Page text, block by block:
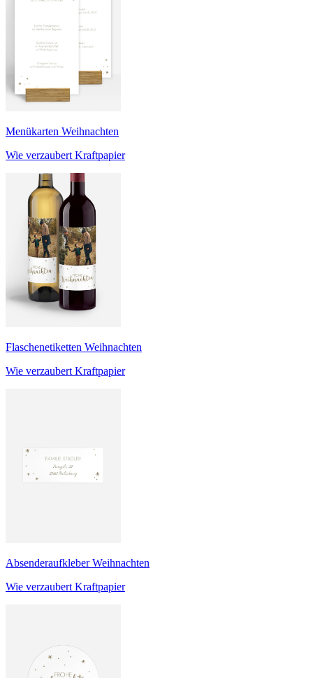
Menükarten Weihnachten
Wie verzaubert Kraftpapier
Flaschenetiketten Weihnachten
Wie verzaubert Kraftpapier
Absenderaufkleber Weihnachten
Wie verzaubert Kraftpapier